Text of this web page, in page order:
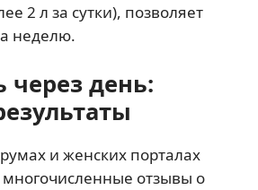
2 л за сутки), позволяет
неделю.
через день:
и женских порталах
отзывы о